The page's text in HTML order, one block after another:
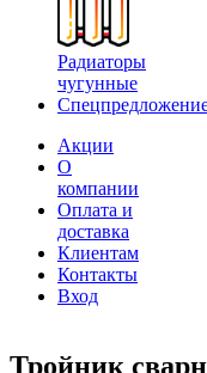
Радиаторы
чугунные
Акции
О
компании
Оплата и
доставка
Клиентам
Контакты
Вход
Тройник